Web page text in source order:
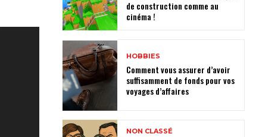
de construction comme au
cinéma !
HOBBIES
Comment vous assurer d’avoir
suffisamment de fonds pour vos
voyages d’affaires
NON CLASSÉ